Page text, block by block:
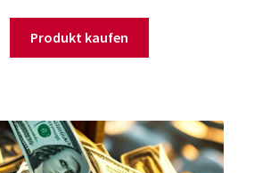
Produkt kaufen